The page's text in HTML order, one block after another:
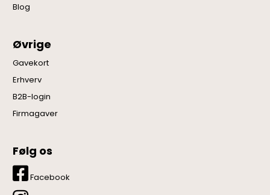
Blog
Øvrige
Gavekort
Erhverv
B2B-login
Firmagaver
Følg os
Facebook